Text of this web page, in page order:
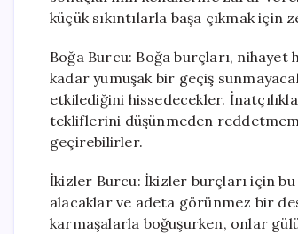
küçük sıkıntılarla başa çıkmak için
Boğa Burcu: Boğa burçları,
kadar yumuşak bir geçiş
etkilediğini hissedecekler.
tekliflerini düşünmeden
geçirebilirler.
İkizler Burcu: İkizler burçları için
alacaklar ve adeta görünmez bir
karmaşalarla boğuşurken, onlar